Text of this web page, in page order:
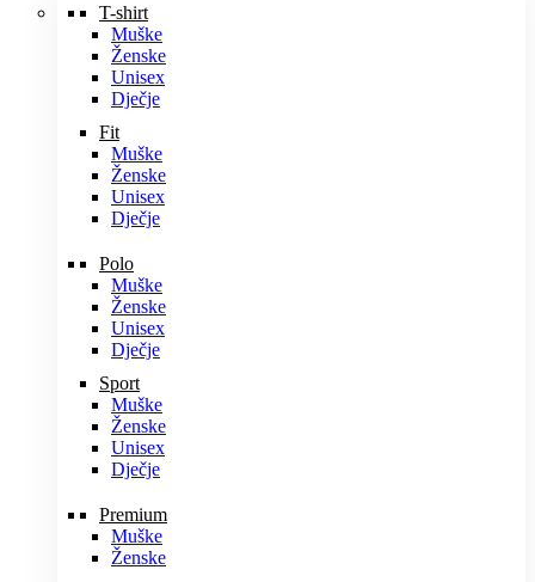
T-shirt
Muške
Ženske
Unisex
Dječje
Fit
Muške
Ženske
Unisex
Dječje
Polo
Muške
Ženske
Unisex
Dječje
Sport
Muške
Ženske
Unisex
Dječje
Premium
Muške
Ženske